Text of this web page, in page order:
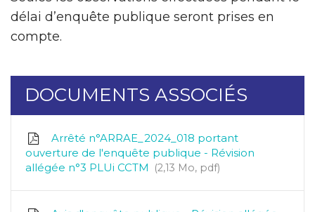
délai d’enquête publique seront prises en
compte.
DOCUMENTS ASSOCIÉS
Arrêté n°ARRAE_2024_018 portant
ouverture de l'enquête publique - Révision
allégée n°3 PLUi CCTM
2,13 Mo, pdf